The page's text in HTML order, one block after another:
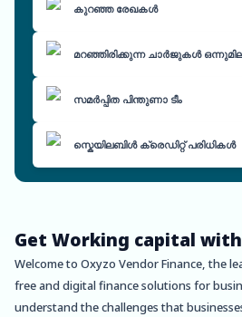
കുറഞ്ഞ രേഖകൾ
മറഞ്ഞിരിക്കുന്ന ചാർജുകൾ
സമർപ്പിത പിന്തുണാ ടീം
സ്കെയിലബിൾ ക്രെഡിറ്റ് പരിധികൾ
Get Working capital
Welcome to Oxyzo Vendor Finance, the
free and digital finance solutions for
understand the challenges that